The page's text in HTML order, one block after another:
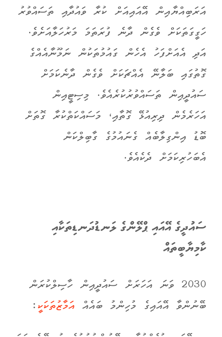
އަރަބިއްޔާއިން އޭއައިއަށް ކުރާ ވައުދާއި ތަސައްވުރު
ހަގީގަތަކަށް ވެގެން ދާނެ ފުރަތަމަ މަރުހަލާއަށެވެ.
އަދި އެއަށްފަހު އެހެން ގައުމުތަކުން ނަމޫނާއެއްގެ
ގޮތުގައި ބަލާނޭ އެއްޗަކަށް ވެގެން ދާނެކަމަށް
ސައުދީއިން ތަސައްވުރުކުރެއެވެ. މިސިޓީއިން
އަހަރެމެން ދިރިއުޅޭ ގޮތާއި، މަސައްކަތްކުރާ ގޮތަށް
ބޮޑު އިންގިލާބެއް ގެނައުމުގެ ގާބިލްކަން
އެބަހުރިކަމަށް ދެކެއެވެ.
ސައުދީގެ އޭއައި ޕްލޭންގެ ލަނޑުދަނޑިތަކާއި
ކާމިޔާބީތައް
2030 ވަނަ އަހަރަށް ސައުދީއިން ހާސިލްކުރަން
ބޭނުންވާ އޭއައިގެ މުހިންމު ބައެއް އަމާޒުތަކަކީ: